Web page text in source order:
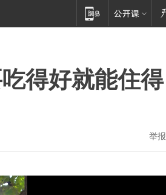
得好就能住得
举报